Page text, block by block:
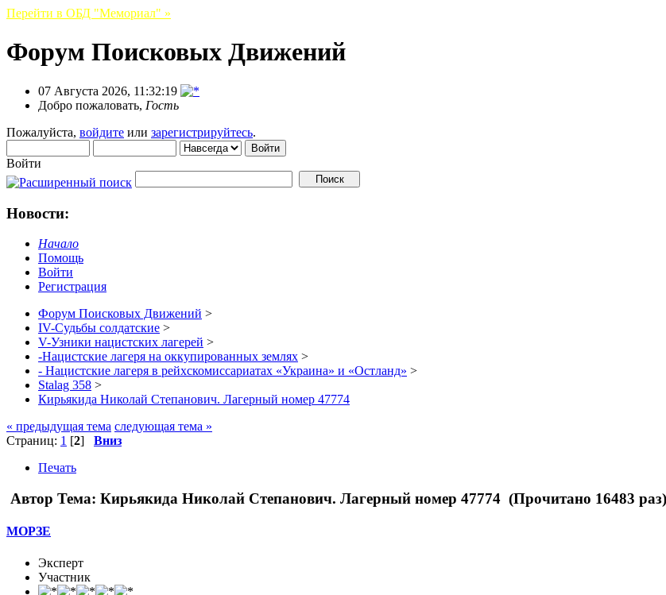
Перейти в ОБД "Мемориал" »
Форум Поисковых Движений
07 Августа 2026, 11:32:19
Добро пожаловать, Гость
Пожалуйста, войдите или зарегистрируйтесь.
Войти
Новости:
Начало
Помощь
Войти
Регистрация
Форум Поисковых Движений >
IV-Судьбы солдатские >
V-Узники нацистских лагерей >
-Нацистские лагеря на оккупированных землях >
- Нацистские лагеря в рейхскомиссариатах «Украина» и «Остланд» >
Stalag 358 >
Кирьякида Николай Степанович. Лагерный номер 47774
« предыдущая тема следующая тема »
Страниц: 1 [2] Вниз
Печать
Автор Тема: Кирьякида Николай Степанович. Лагерный номер 47774 (Прочитано 16483 раз)
МОРЗЕ
Эксперт
Участник